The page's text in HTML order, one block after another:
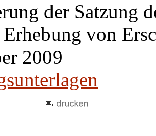
der Satzung
von
2009